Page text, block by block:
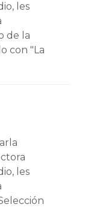
les
de la
con "La
les